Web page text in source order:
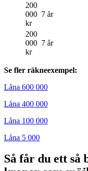
200
000
kr
7 år
200
000
kr
7 år
Se fler räkneexempel:
Låna 600 000
Låna 400 000
Låna 100 000
Låna 5 000
Så får du ett så